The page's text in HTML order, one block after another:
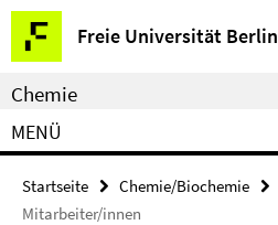
Springe
direkt
zu
Inhalt
Freie Universität Berlin
Service-
Navigation
Chemie
MENÜ
Startseite Chemie/Biochemie
Mitarbeiter/innen